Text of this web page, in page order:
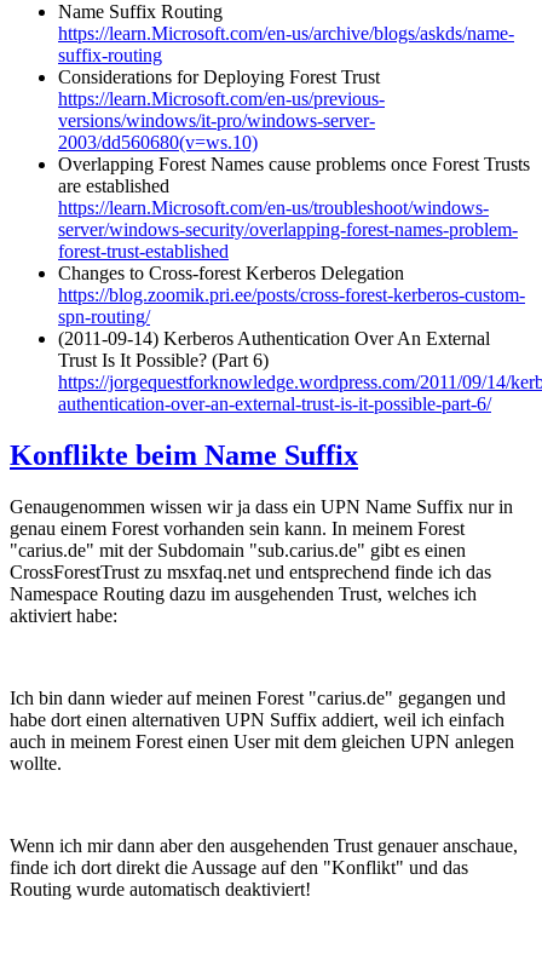
Name Suffix Routing
https://learn.Microsoft.com/en-us/archive/blogs/askds/name-
suffix-routing
Considerations for Deploying Forest Trust
https://learn.Microsoft.com/en-us/previous-
versions/windows/it-pro/windows-server-
2003/dd560680(v=ws.10)
Overlapping Forest Names cause problems once Forest Trusts
are established
https://learn.Microsoft.com/en-us/troubleshoot/windows-
server/windows-security/overlapping-forest-names-problem-
forest-trust-established
Changes to Cross-forest Kerberos Delegation
https://blog.zoomik.pri.ee/posts/cross-forest-kerberos-custom-
spn-routing/
(2011-09-14) Kerberos Authentication Over An External
Trust Is It Possible? (Part 6)
https://jorgequestforknowledge.wordpress.com/2011/09/14/
authentication-over-an-external-trust-is-it-possible-part-6/
Konflikte beim Name Suffix
Genaugenommen wissen wir ja dass ein UPN Name Suffix nur in
genau einem Forest vorhanden sein kann. In meinem Forest
"carius.de" mit der Subdomain "sub.carius.de" gibt es einen
CrossForestTrust zu msxfaq.net und entsprechend finde ich das
Namespace Routing dazu im ausgehenden Trust, welches ich
aktiviert habe:
Ich bin dann wieder auf meinen Forest "carius.de" gegangen und
habe dort einen alternativen UPN Suffix addiert, weil ich einfach
auch in meinem Forest einen User mit dem gleichen UPN anlegen
wollte.
Wenn ich mir dann aber den ausgehenden Trust genauer anschaue,
finde ich dort direkt die Aussage auf den "Konflikt" und das
Routing wurde automatisch deaktiviert!